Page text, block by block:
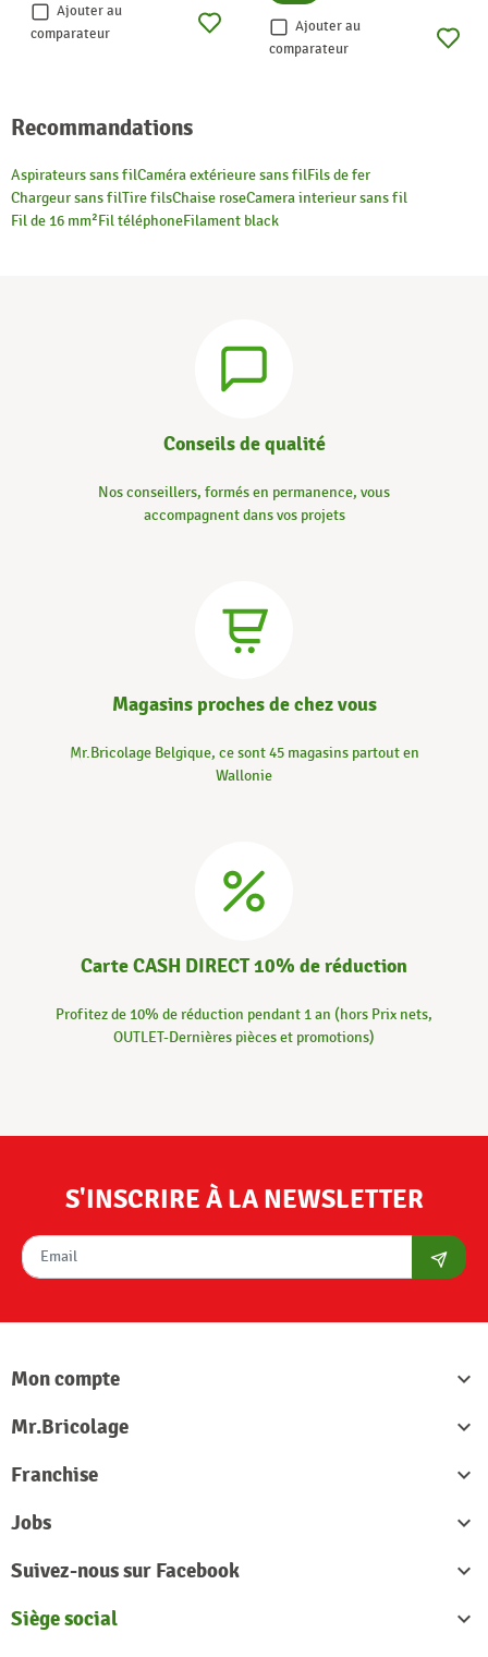
Ajouter au
comparateur
Ajouter au
comparateur
Recommandations
Aspirateurs sans filCaméra extérieure sans filFils de fer
Chargeur sans filTire filsChaise roseCamera interieur sans fil
Fil de 16 mm²Fil téléphoneFilament black
Conseils de qualité
Nos conseillers, formés en permanence, vous
accompagnent dans vos projets
Magasins proches de chez vous
Mr.Bricolage Belgique, ce sont 45 magasins partout en
Wallonie
Carte CASH DIRECT 10% de réduction
Profitez de 10% de réduction pendant 1 an (hors Prix nets,
OUTLET-Dernières pièces et promotions)
S'INSCRIRE À LA NEWSLETTER
Mon compte

Mr.Bricolage

Franchise

Jobs

Suivez-nous sur Facebook

Siège social
